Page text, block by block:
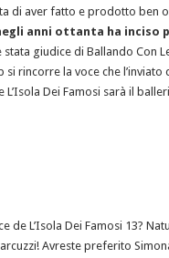
di aver fatto e prodotto ben
anni ottanta ha inciso
giudice di Ballando Con
rincorre la voce che l’inviato
Dei Famosi sarà il
de L’Isola Dei Famosi 13?
Avreste preferito